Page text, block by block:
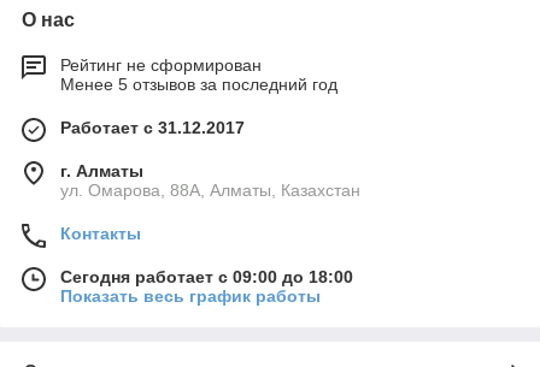
О нас
Рейтинг не сформирован
Менее 5 отзывов за последний год
Работает с 31.12.2017
г. Алматы
ул. Омарова, 88А, Алматы, Казахстан
Контакты
Сегодня работает с 09:00 до 18:00
Показать весь график работы